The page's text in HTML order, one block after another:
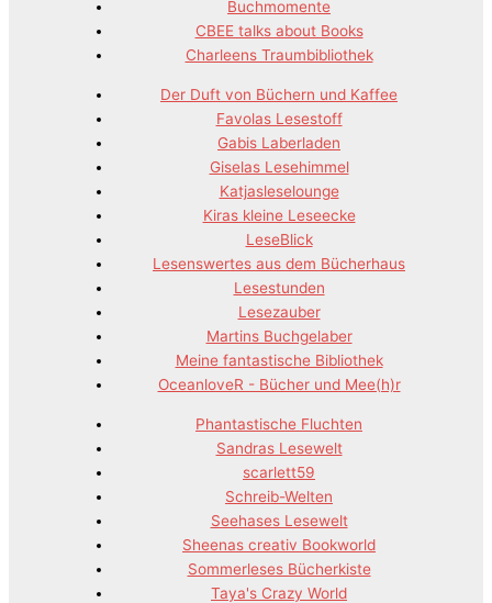
Buchmomente
CBEE talks about Books
Charleens Traumbibliothek
Der Duft von Büchern und Kaffee
Favolas Lesestoff
Gabis Laberladen
Giselas Lesehimmel
Katjasleselounge
Kiras kleine Leseecke
LeseBlick
Lesenswertes aus dem Bücherhaus
Lesestunden
Lesezauber
Martins Buchgelaber
Meine fantastische Bibliothek
OceanloveR - Bücher und Mee(h)r
Phantastische Fluchten
Sandras Lesewelt
scarlett59
Schreib-Welten
Seehases Lesewelt
Sheenas creativ Bookworld
Sommerleses Bücherkiste
Taya's Crazy World